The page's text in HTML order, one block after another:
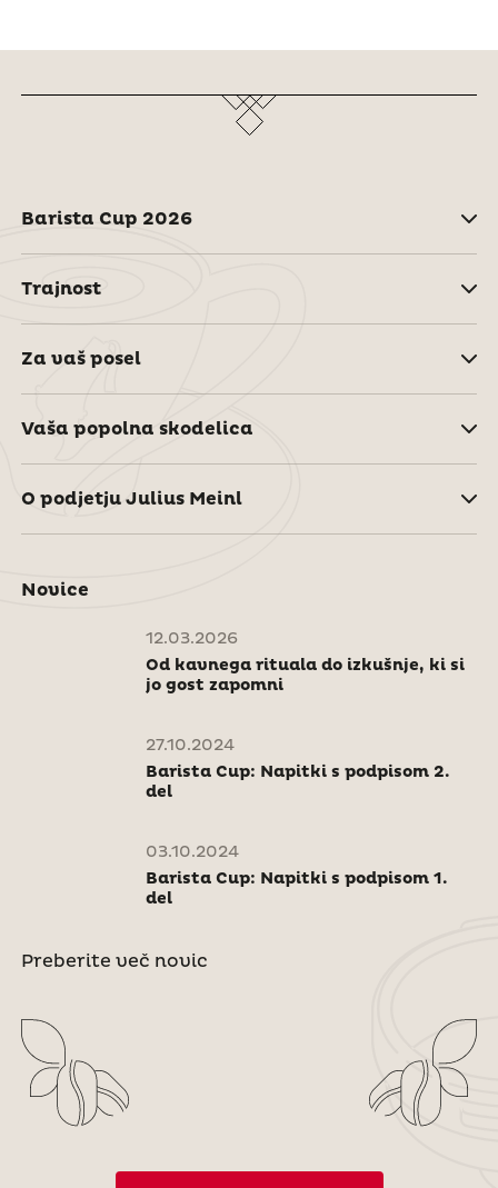
Barista Cup 2026
Trajnost
Za vaš posel
Vaša popolna skodelica
O podjetju Julius Meinl
Novice
12.03.2026
Od kavnega rituala do izkušnje, ki si
jo gost zapomni
27.10.2024
Barista Cup: Napitki s podpisom 2.
del
03.10.2024
Barista Cup: Napitki s podpisom 1.
del
Preberite več novic